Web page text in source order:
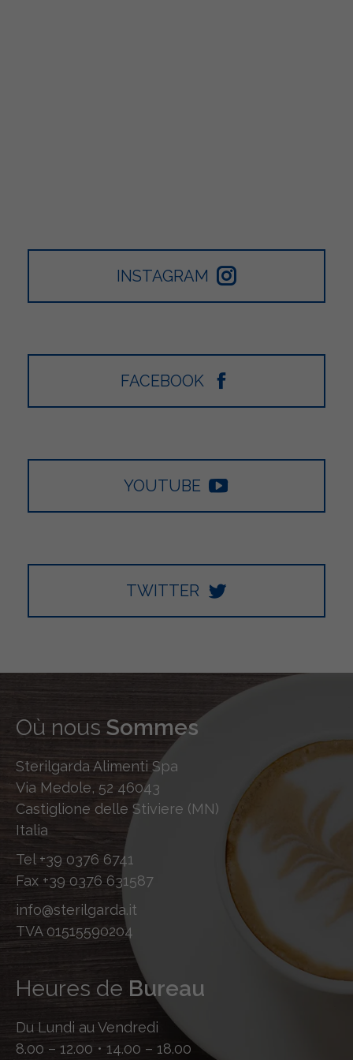
INSTAGRAM
FACEBOOK
YOUTUBE
TWITTER
Où nous Sommes
Sterilgarda Alimenti Spa
Via Medole, 52 46043
Castiglione delle Stiviere (MN)
Italia
Tel +39 0376 6741
Fax +39 0376 631587
info@sterilgarda.it
TVA 01515590204
Heures de Bureau
Du Lundi au Vendredi
8.00 – 12.00 • 14.00 – 18.00